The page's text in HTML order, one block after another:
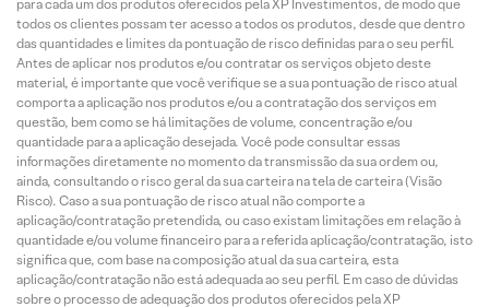
para cada um dos produtos oferecidos pela XP Investimentos, de modo que
todos os clientes possam ter acesso a todos os produtos, desde que dentro
das quantidades e limites da pontuação de risco definidas para o seu perfil.
Antes de aplicar nos produtos e/ou contratar os serviços objeto deste
material, é importante que você verifique se a sua pontuação de risco atual
comporta a aplicação nos produtos e/ou a contratação dos serviços em
questão, bem como se há limitações de volume, concentração e/ou
quantidade para a aplicação desejada. Você pode consultar essas
informações diretamente no momento da transmissão da sua ordem ou,
ainda, consultando o risco geral da sua carteira na tela de carteira (Visão
Risco). Caso a sua pontuação de risco atual não comporte a
aplicação/contratação pretendida, ou caso existam limitações em relação à
quantidade e/ou volume financeiro para a referida aplicação/contratação, isto
significa que, com base na composição atual da sua carteira, esta
aplicação/contratação não está adequada ao seu perfil. Em caso de dúvidas
sobre o processo de adequação dos produtos oferecidos pela XP